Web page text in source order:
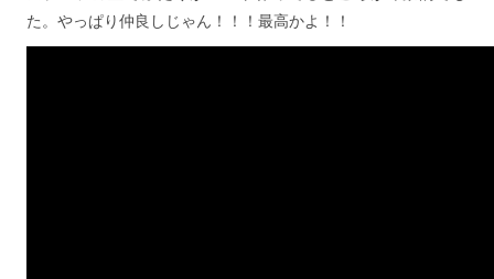
た。やっぱり仲良しじゃん！！！最高かよ！！